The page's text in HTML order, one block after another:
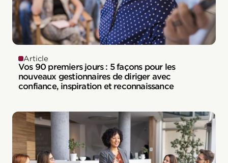
Article
Vos 90 premiers jours : 5 façons pour les
nouveaux gestionnaires de diriger avec
confiance, inspiration et reconnaissance